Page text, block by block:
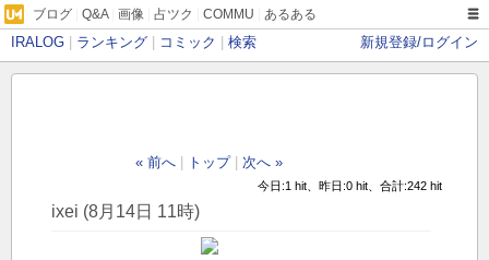
ブログ Q&A| 画像 占ツク COMMU あるある
IRALOG ランキング コミック 検索 新規登録/ログイン
« 前へ トップ 次へ »
今日:1 hit、昨日:0 hit、合計:242 hit
ixei (8月14日 11時)